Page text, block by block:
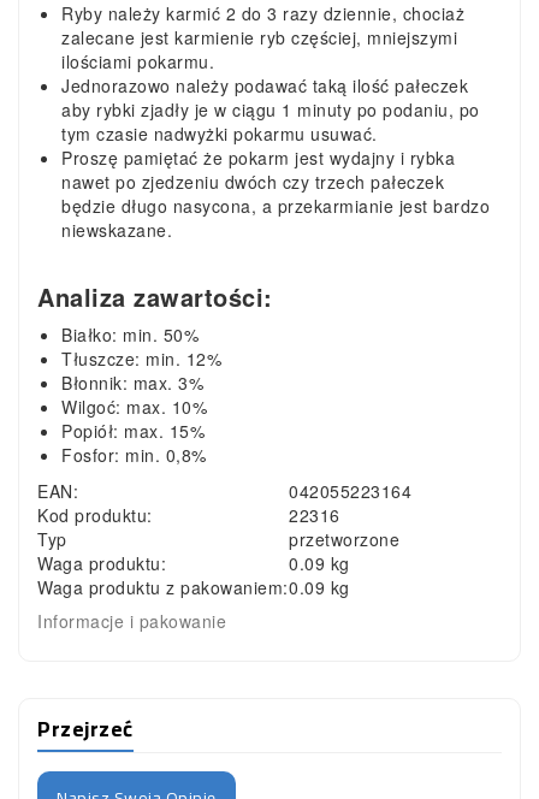
Ryby należy karmić 2 do 3 razy dziennie, chociaż
zalecane jest karmienie ryb częściej, mniejszymi
ilościami pokarmu.
Jednorazowo należy podawać taką ilość pałeczek
aby rybki zjadły je w ciągu 1 minuty po podaniu, po
tym czasie nadwyżki pokarmu usuwać.
Proszę pamiętać że pokarm jest wydajny i rybka
nawet po zjedzeniu dwóch czy trzech pałeczek
będzie długo nasycona, a przekarmianie jest bardzo
niewskazane.
Analiza zawartości:
Białko: min. 50%
Tłuszcze: min. 12%
Błonnik: max. 3%
Wilgoć: max. 10%
Popiół: max. 15%
Fosfor: min. 0,8%
Informacje i pakowanie
EAN:
042055223164
Kod produktu:
22316
Typ
przetworzone
Waga produktu:
0.09 kg
Waga produktu z pakowaniem:0.09 kg
Przejrzeć